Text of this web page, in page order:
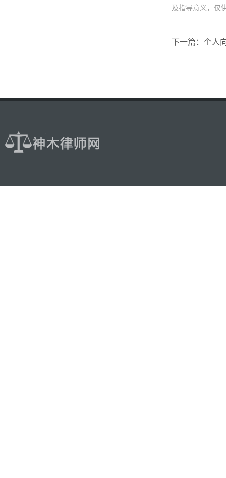
及指导意义，仅
下一篇：个人